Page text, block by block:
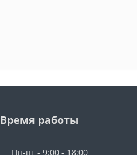
Время работы
Пн-пт - 9:00 - 18:00